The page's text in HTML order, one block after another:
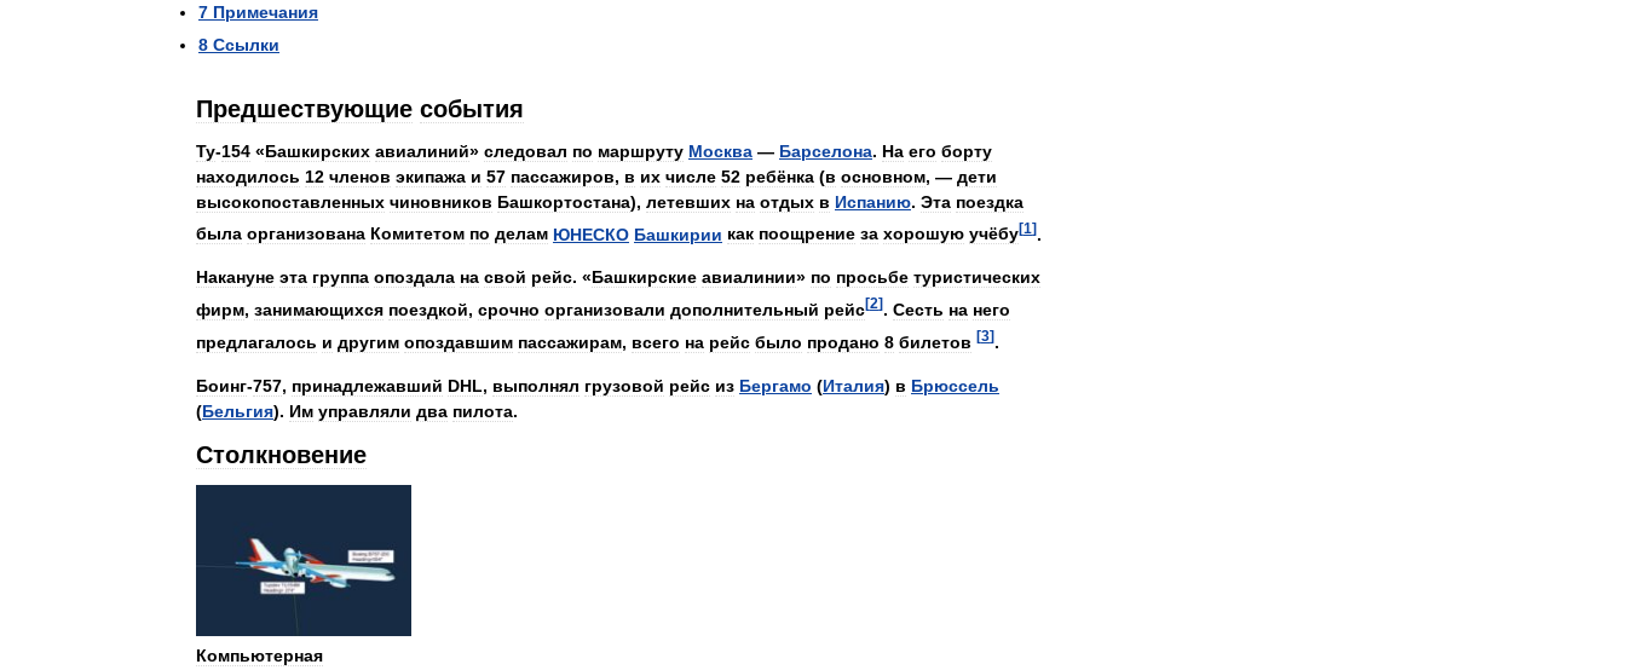
7 Примечания
8 Ссылки
Предшествующие события
Ту-154 «Башкирских авиалиний» следовал по маршруту Москва — Барселона. На его борту
находилось 12 членов экипажа и 57 пассажиров, в их числе 52 ребёнка (в основном, — дети
высокопоставленных чиновников Башкортостана), летевших на отдых в Испанию. Эта поездка
была организована Комитетом по делам ЮНЕСКО Башкирии как поощрение за хорошую учёбу[1].
Накануне эта группа опоздала на свой рейс. «Башкирские авиалинии» по просьбе туристических
фирм, занимающихся поездкой, срочно организовали дополнительный рейс[2] . Сесть на него
предлагалось и другим опоздавшим пассажирам, всего на рейс было продано 8 билетов [3].
Боинг-757, принадлежавший DHL, выполнял грузовой рейс из Бергамо (Италия) в Брюссель
(Бельгия). Им управляли два пилота.
Столкновение
Компьютерная